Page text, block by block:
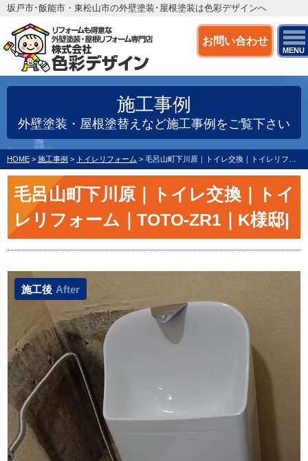
お問い合わせ
MENU
坂戸市･飯能市・東松山市の外壁塗装･屋根塗装は色彩デザインへ
施工事例
外壁塗装・屋根塗替えなど施工事例をご覧下さい
HOME > 施工事例 > トイレリフォーム > 毛呂山町下川原｜トイレ交換｜トイレリフォーム｜TOTO-ZR1｜K様邸|
毛呂山町下川原｜トイレ交換｜トイ
レリフォーム｜TOTO-ZR1｜K様邸|
施工後 After